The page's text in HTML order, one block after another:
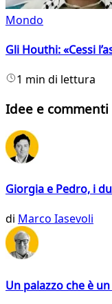
Mondo
Gli Houthi: «Cessi
1 min di lettura
Idee e commenti
Giorgia e Pedro, i
di Marco Iasevoli
Un palazzo che è